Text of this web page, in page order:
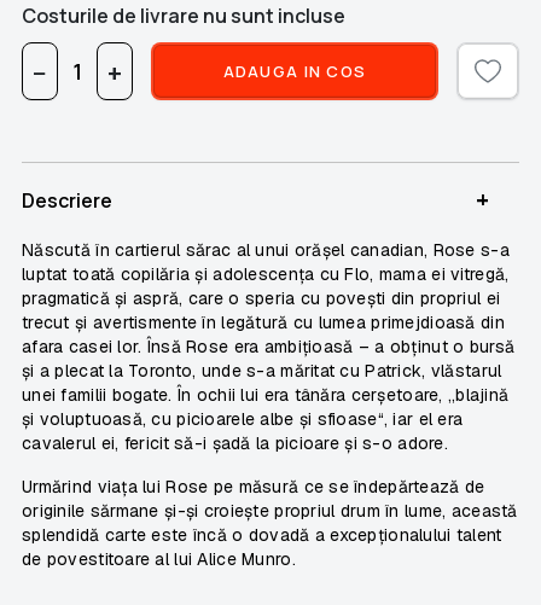
Costurile de livrare nu sunt incluse
− + ADAUGA IN COS
Descriere +
Născută în cartierul sărac al unui orășel canadian, Rose s-a
luptat toată copilăria și adolescența cu Flo, mama ei vitregă,
pragmatică și aspră, care o speria cu povești din propriul ei
trecut și avertismente în legătură cu lumea primejdioasă din
afara casei lor. Însă Rose era ambițioasă – a obținut o bursă
și a plecat la Toronto, unde s-a măritat cu Patrick, vlăstarul
unei familii bogate. În ochii lui era tânăra cerșetoare, „blajină
și voluptuoasă, cu picioarele albe și sfioase“, iar el era
cavalerul ei, fericit să-i șadă la picioare și s-o adore.
Urmărind viața lui Rose pe măsură ce se îndepărtează de
originile sărmane și-și croiește propriul drum în lume, această
splendidă carte este încă o dovadă a excepționalului talent
de povestitoare al lui Alice Munro.